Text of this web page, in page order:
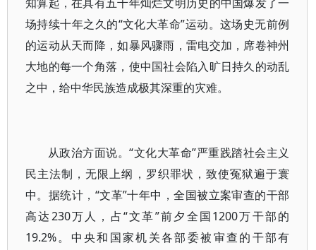
场持续十年之久的“文化大革命”运动。这场史无前例
的运动从天而降，如暴风骤雨，雷电交加，席卷神州
大地的每一个角落，使中国社会陷入旷日持久的动乱
之中，给中华民族造成极其深重的灾难。
从政治方面说。“文化大革命”严重践踏社会主义
民主法制，无限上纲，罗织罪状，致使冤狱遍于寰
中。据统计，“文革”十年中，全国被立案审查的干部
高达230万人，占“文革”前夕全国1200万干部的
19.2%。中央和国家机关各部委被审查的干部有